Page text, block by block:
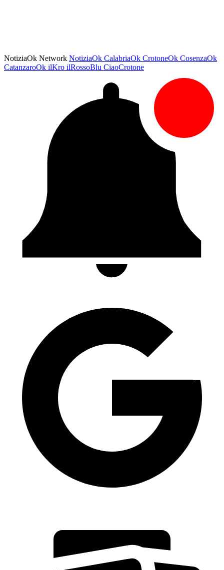
NotiziaOk Network NotiziaOk CalabriaOk CrotoneOk CosenzaOk
CatanzaroOk ilKro ilRossoBlu CiaoCrotone